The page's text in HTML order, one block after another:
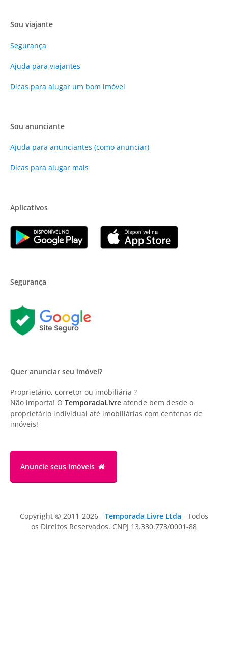
Sou viajante
Segurança
Ajuda para viajantes
Dicas para alugar um bom imóvel
Sou anunciante
Ajuda para anunciantes (como anunciar)
Dicas para alugar mais
Aplicativos
Segurança
Quer anunciar seu imóvel?
Proprietário, corretor ou imobiliária ?
Não importa! O TemporadaLivre atende bem desde o
proprietário individual até imobiliárias com centenas de
imóveis!
Anuncie seus imóveis
Copyright © 2011-2026 - Temporada Livre Ltda - Todos
os Direitos Reservados. CNPJ 13.330.773/0001-88